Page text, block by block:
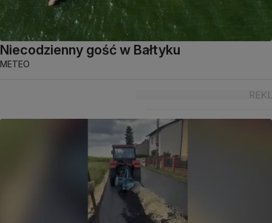
Niecodzienny gość w Bałtyku
METEO